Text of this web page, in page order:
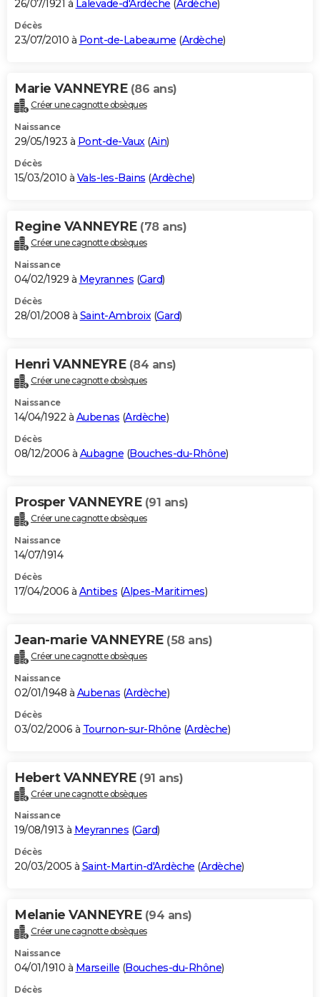
26/07/1921 à Lalevade-d'Ardèche (Ardèche)
Décès
23/07/2010 à Pont-de-Labeaume (Ardèche)
Marie VANNEYRE (86 ans)
Créer une cagnotte obsèques
Naissance
29/05/1923 à Pont-de-Vaux(Ain)
Décès
15/03/2010 à Vals-les-Bains (Ardèche)
Regine VANNEYRE (78 ans)
Créer une cagnotte obsèques
Naissance
04/02/1929 à Meyrannes (Gard)
Décès
28/01/2008 à Saint-Ambroix(Gard)
Henri VANNEYRE (84 ans)
Créer une cagnotte obsèques
Naissance
14/04/1922 à Aubenas (Ardèche)
Décès
08/12/2006 à Aubagne (Bouches-du-Rhône)
Prosper VANNEYRE (91 ans)
Créer une cagnotte obsèques
Naissance
14/07/1914
Décès
17/04/2006 à Antibes (Alpes-Maritimes)
Jean-marie VANNEYRE (58 ans)
Créer une cagnotte obsèques
Naissance
02/01/1948 à Aubenas (Ardèche)
Décès
03/02/2006 à Tournon-sur-Rhône (Ardèche)
Hebert VANNEYRE (91 ans)
Créer une cagnotte obsèques
Naissance
19/08/1913 à Meyrannes (Gard)
Décès
20/03/2005 à Saint-Martin-d'Ardèche (Ardèche)
Melanie VANNEYRE (94 ans)
Créer une cagnotte obsèques
Naissance
04/01/1910 à Marseille (Bouches-du-Rhône)
Décès